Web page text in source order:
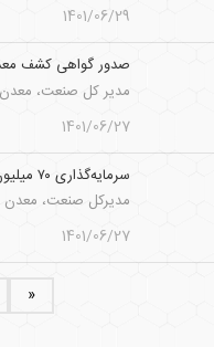
1401/06/29
صدور گواهی کشف
مدیر کل صنعت،
1401/06/27
سرمایه‌گذاری ۷۰ میلیون یورویی در معادن خراسان جنوبی
مدیرکل صنعت، معدن و تجارت خراسان جنوبی از
1401/06/27
«